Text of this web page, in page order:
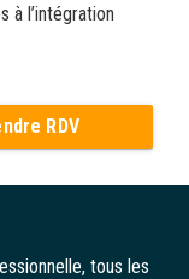
à l’intégration
RDV
tous les